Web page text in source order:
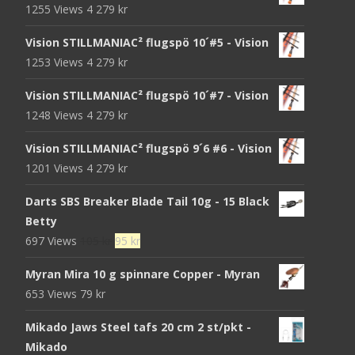
1255 Views 4 279 kr
Vision STILLMANIAC² flugspö 10´#5 - Vision
1253 Views 4 279 kr
Vision STILLMANIAC² flugspö 10´#7 - Vision
1248 Views 4 279 kr
Vision STILLMANIAC² flugspö 9´6 #6 - Vision
1201 Views 4 279 kr
Darts SBS Breaker Blade Tail 10g - 15 Black
Betty
697 Views
Det
priset
95 krDet
priset
Myran Mira 10 g spinnare Copper - Myran
653 Views 79 kr
Mikado Jaws Steel tafs 20 cm 2 st/pkt -
Mikado